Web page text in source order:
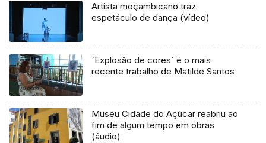
Artista moçambicano traz
espetáculo de dança (vídeo)
`Explosão de cores` é o mais
recente trabalho de Matilde Santos
Museu Cidade do Açúcar reabriu ao
fim de algum tempo em obras
(áudio)